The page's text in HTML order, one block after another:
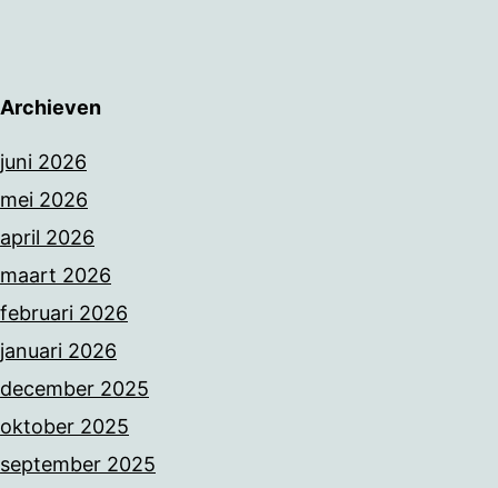
Archieven
juni 2026
mei 2026
april 2026
maart 2026
februari 2026
januari 2026
december 2025
oktober 2025
september 2025